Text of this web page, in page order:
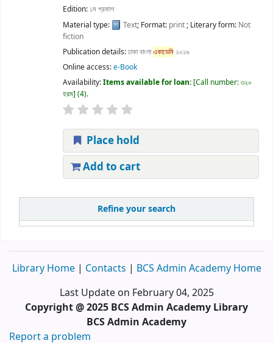
Refine your search
Edition: ১ম প্রকাশ
Material type:
Text; Format: print; Literary form: Not
fiction
Publication details:ঢাকাবাংলাএকাডেমি ২০১৬
Online access:e-Book
Availability:Items available for loan: Call number:৩২০
হরম (4).
Place hold
Add to cart
Library Home | Contacts | BCS Admin Academy Home
Last Update on February 04, 2025
Copyright @ 2025 BCS Admin Academy Library
BCS Admin Academy
Report a problem